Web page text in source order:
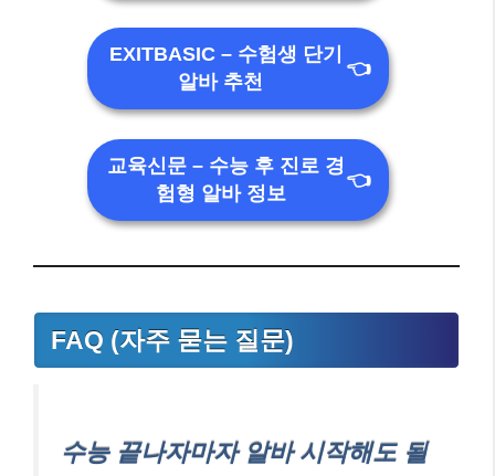
EXITBASIC – 수험생 단기
알바 추천
👈
교육신문 – 수능 후 진로 경
험형 알바 정보
👈
FAQ (자주 묻는 질문)
수능 끝나자마자 알바 시작해도 될